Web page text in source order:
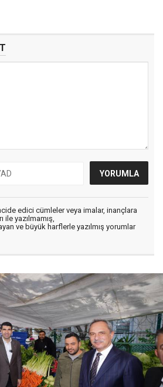
edici cümleler veya imalar, inançlara
ile yazılmamış,
ve büyük harflerle yazılmış yorumlar